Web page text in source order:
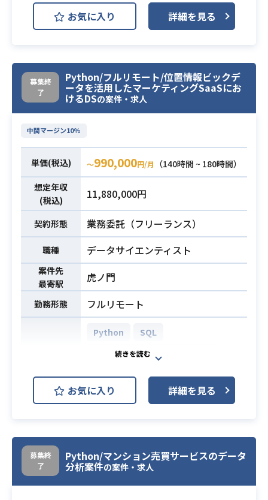
業務内容
GCP/AWS上で運用しているマイクロ
・お客様からの問い合わせに対する
調査
・発生した障害や不具合の調査、修
正対応
GCP/AWS上で運用しているマイクロ
サービス群の保守業務
・使用しているミドルウェアのアッ
プデート対応
・使用しているライブラリ群のアッ
プデート対応
・Pythonを使用した開発・運用の経
験
・コンテナを利用した開発・運用の
・AWS/GCPなどパブリッククラウド
での運用経験
・SQLを使用した開発・運用業務の
いた開発・運用業務の経験
・大規模（高負荷）、高可用性サー
お気に入り 詳細を見る
募集終
了
Python/フルリモート/位置情報ビックデ
ータを活用したマーケティングSaaSにお
けるDSの案件・求人
中間マージン10%
単価(税込) 〜990,000円/月
（140時間 ~ 180時間）
想定年収
(税込)
11,880,000円
契約形態 業務委託（フリーランス）
職種 データサイエンティスト
案件先
最寄駅
虎ノ門
勤務形態 フルリモート
Python
SQL
AWS (Amazon Web Services)
GCP (Google Cloud Platform)
位置情報ビックデータを活用したマ
ける、
データサイエンティスト（機械学習/
データエンジニアリング）の募集で
お気に入り 詳細を見る
募集終
了
Python/マンション売買サービスのデータ
分析案件の案件・求人